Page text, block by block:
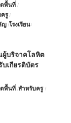
ตพื้นที่
รู
ญ โรงเรียน
ผู้บริจาคโลหิต
บเกียรติบัตร
ตพื้นที่ สำหรับครู